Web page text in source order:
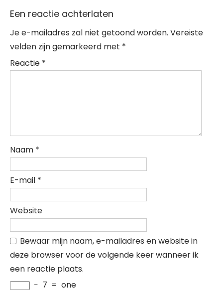
Een reactie achterlaten
Je e-mailadres zal niet getoond worden. Vereiste
velden zijn gemarkeerd met *
Reactie *
Naam *
E-mail *
Website
Bewaar mijn naam, e-mailadres en website in
deze browser voor de volgende keer wanneer ik
een reactie plaats.
− 7 = one